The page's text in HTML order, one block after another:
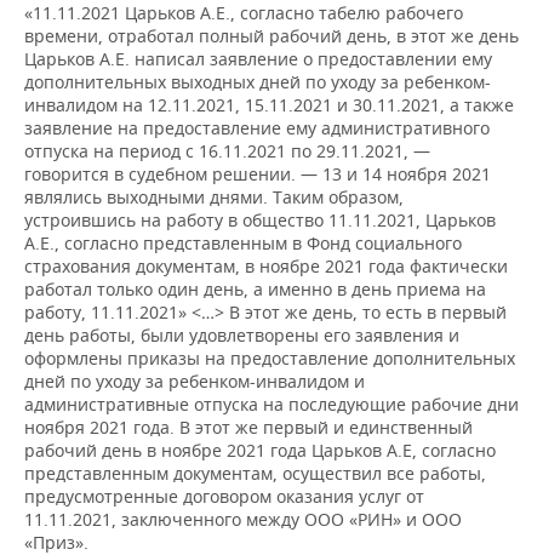
«11.11.2021 Царьков А.Е., согласно табелю рабочего
времени, отработал полный рабочий день, в этот же день
Царьков А.Е. написал заявление о предоставлении ему
дополнительных выходных дней по уходу за ребенком-
инвалидом на 12.11.2021, 15.11.2021 и 30.11.2021, а также
заявление на предоставление ему административного
отпуска на период с 16.11.2021 по 29.11.2021, —
говорится в судебном решении. — 13 и 14 ноября 2021
являлись выходными днями. Таким образом,
устроившись на работу в общество 11.11.2021, Царьков
А.Е., согласно представленным в Фонд социального
страхования документам, в ноябре 2021 года фактически
работал только один день, а именно в день приема на
работу, 11.11.2021» <…> В этот же день, то есть в первый
день работы, были удовлетворены его заявления и
оформлены приказы на предоставление дополнительных
дней по уходу за ребенком-инвалидом и
административные отпуска на последующие рабочие дни
ноября 2021 года. В этот же первый и единственный
рабочий день в ноябре 2021 года Царьков А.Е, согласно
представленным документам, осуществил все работы,
предусмотренные договором оказания услуг от
11.11.2021, заключенного между ООО «РИН» и ООО
«Приз».